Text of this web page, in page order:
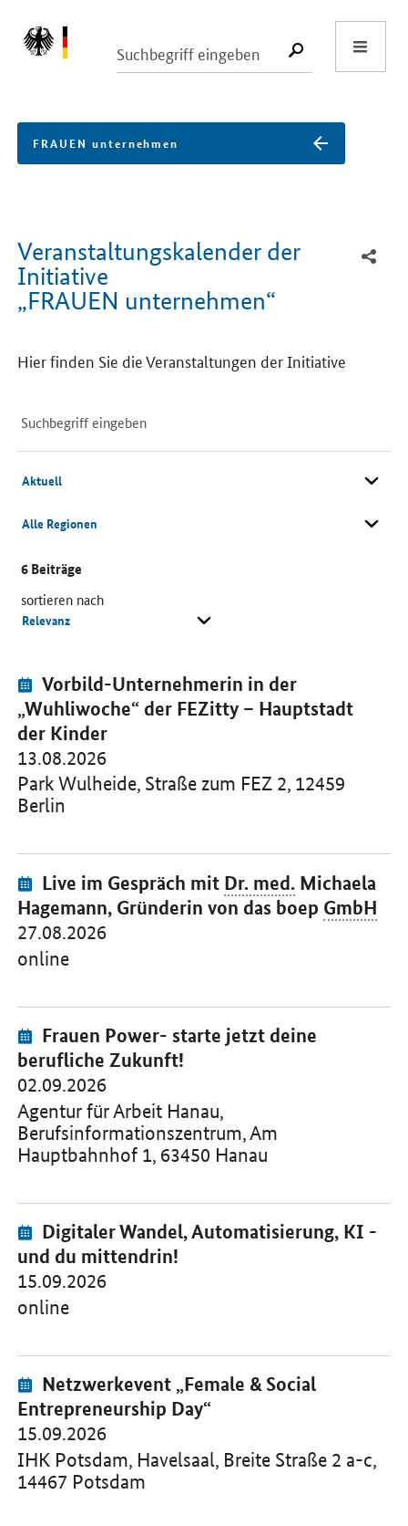
SUCHE
FRAUEN unternehmen
Veranstaltungskalender der
Initiative
„FRAUEN unternehmen“
Hier finden Sie die Veranstaltungen der Initiative
Suche
Suchfeld
Zeitspanne
Bundesland
6Beiträge
sortieren nach
BeiträgeVeranstaltung:
Vorbild-Unternehmerin in der
„Wuhliwoche“ der FEZitty – Hauptstadt
der Kinder
13.08.2026
Park Wulheide, Straße zum FEZ 2, 12459
Berlin
Öffnet Einzelsicht
Veranstaltung:
Live im Gespräch mit Dr. med. Michaela
Hagemann, Gründerin von das boep GmbH
27.08.2026
online
Öffnet Einzelsicht
Veranstaltung:
Frauen Power- starte jetzt deine
berufliche Zukunft!
02.09.2026
Agentur für Arbeit Hanau,
Berufsinformationszentrum, Am
Hauptbahnhof 1, 63450 Hanau
Öffnet Einzelsicht
Veranstaltung:
Digitaler Wandel, Automatisierung, KI -
und du mittendrin!
15.09.2026
online
Öffnet Einzelsicht
Veranstaltung:
Netzwerkevent „Female & Social
Entrepreneurship Day“
15.09.2026
IHK Potsdam, Havelsaal, Breite Straße 2 a-c,
14467 Potsdam
Öffnet Einzelsicht